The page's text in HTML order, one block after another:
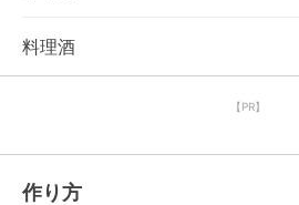
料理酒
【PR】
作り方